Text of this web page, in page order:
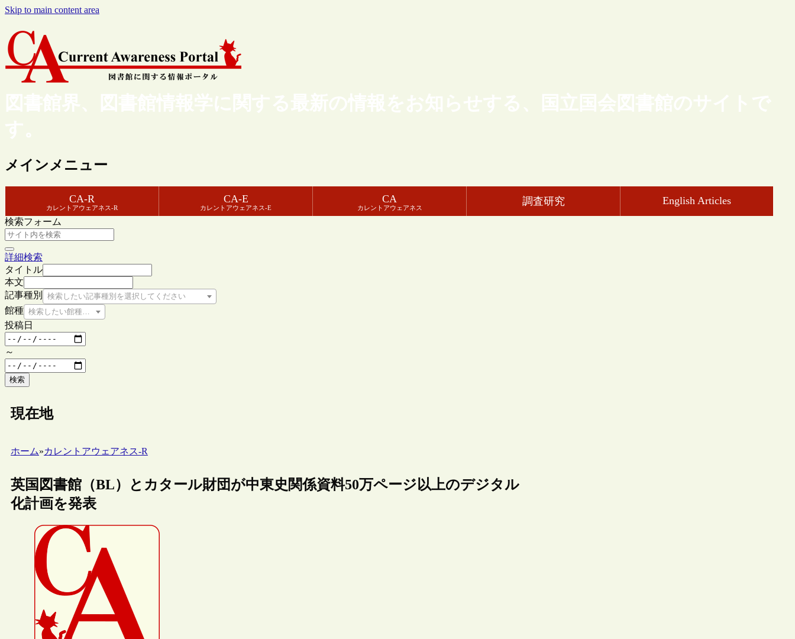
Skip to main content area
図書館界、図書館情報学に関する最新の情報をお知らせする、国立国会図書館のサイトで
す。
メインメニュー
CA-R
カレントアウェアネス-R
CA-E
カレントアウェアネス-E
CA
カレントアウェアネス
調査研究 English Articles
検索フォーム
詳細検索
タイトル
本文
記事種別
検索したい記事種別を選択してください
館種 検索したい館種を選択してください
投稿日
～
検索
現在地
ホーム»カレントアウェアネス-R
英国図書館（BL）とカタール財団が中東史関係資料50万ページ以上のデジタル
化計画を発表